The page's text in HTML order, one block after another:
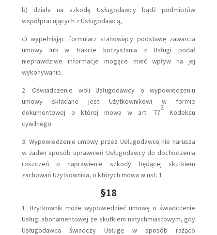
b) działa na szkodę Usługodawcy bądź podmiotów
współpracujących z Usługodawcą,
c) wypełniając formularz stanowiący podstawę zawarcia
umowy lub w trakcie korzystania z Usługi podał
nieprawdziwe informacje mogące mieć wpływ na jej
wykonywanie.
2. Oświadczenie woli Usługodawcy o wypowiedzeniu
umowy składane jest Użytkownikowi w formie
dokumentowej o której mowa w art. 77
2
Kodeksu
cywilnego.
3. Wypowiedzenie umowy przez Usługodawcę nie narusza
w żaden sposób uprawnień Usługodawcy do dochodzenia
roszczeń o naprawienie szkody będącej skutkiem
zachowań Użytkownika, o których mowa w ust. 1.
§18
1. Użytkownik może wypowiedzieć umowę o świadczenie
Usługi abonamentowej ze skutkiem natychmiastowym, gdy
Usługodawca świadczy Usługę w sposób rażąco